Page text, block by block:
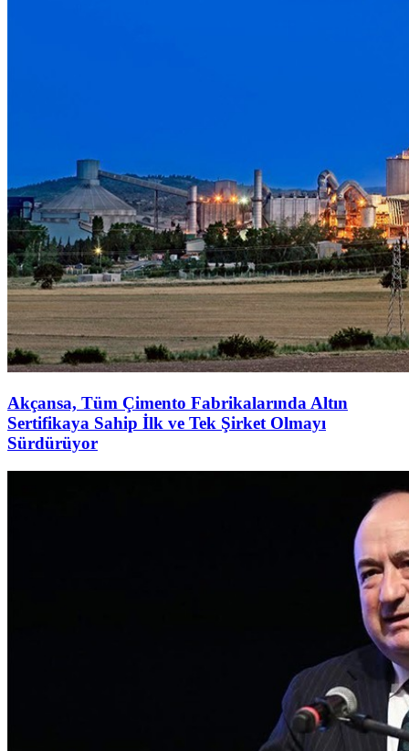
Akçansa, Tüm Çimento Fabrikalarında Altın
Sertifikaya Sahip İlk ve Tek Şirket Olmayı
Sürdürüyor